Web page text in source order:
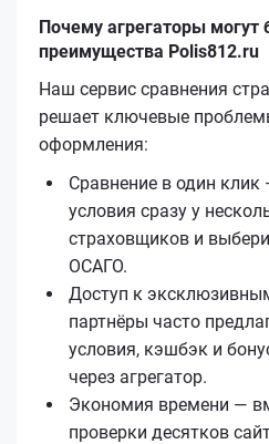
Почему агрегаторы могут
преимущества Polis812.ru
Наш сервис сравнения
решает ключевые
оформления:
Сравнение в один
условия сразу у
страховщиков и
ОСАГО.
Доступ к
партнёры часто
условия, кэшбэк и
через агрегатор.
Экономия времени —
проверки десятков